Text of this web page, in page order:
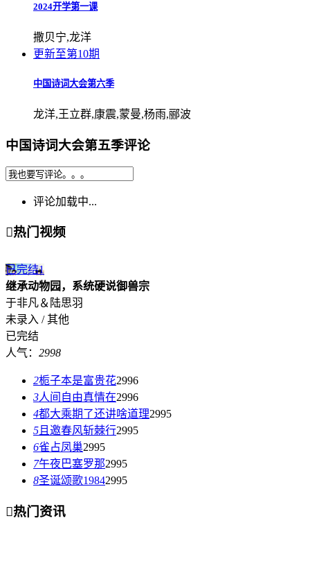
2024开学第一课
撒贝宁,龙洋
更新至第10期
中国诗词大会第六季
龙洋,王立群,康震,蒙曼,杨雨,郦波
中国诗词大会第五季评论
评论加载中...
热门视频
已完结1
继承动物园，系统硬说御兽宗
于非凡＆陆思羽
未录入 / 其他
已完结
人气： 2998
2栀子本是富贵花2996
3人间自由真情在2996
4都大乘期了还讲啥道理2995
5 且邀春风斩棘行2995
6雀占凤巢2995
7午夜巴塞罗那2995
8圣诞颂歌19842995
热门资讯